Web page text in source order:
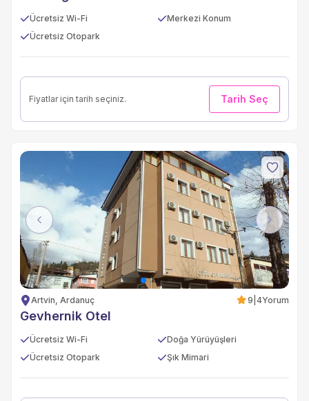
Ücretsiz Wi-Fi
Merkezi Konum
Ücretsiz Otopark
Fiyatlar için tarih seçiniz. Tarih Seç
Previous Next
Artvin, Ardanuç 9 4Yorum
Gevhernik Otel
Ücretsiz Wi-Fi
Doğa Yürüyüşleri
Ücretsiz Otopark
Şık Mimari